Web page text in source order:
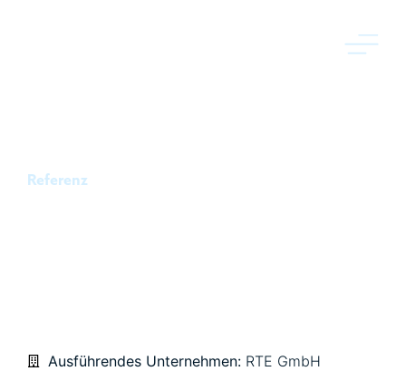
Referenz
Ausführendes Unternehmen: RTE GmbH